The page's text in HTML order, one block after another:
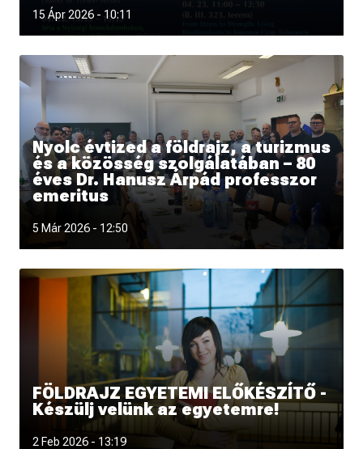
Csatlakozz a Föld Napja alkalmából szervezett programok
15 Ápr 2026 - 10:11
Nyolc évtized a földrajz, a turizmus
és a közösség szolgálatában – 80
éves Dr. Hanusz Árpád professzor
emeritus
5 Már 2026 - 12:50
FÖLDRAJZ EGYETEMI ELŐKÉSZÍTŐ -
Készülj velünk az egyetemre!
Szeretnél magabiztosabban belevágni a földrajz egyetemi
2 Feb 2026 - 13:19